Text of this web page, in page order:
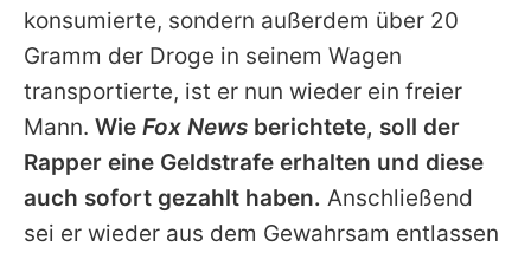
konsumierte, sondern außerdem über 20
Gramm der Droge in seinem Wagen
transportierte, ist er nun wieder ein freier
Mann. Wie Fox News berichtete, soll der
Rapper eine Geldstrafe erhalten und diese
auch sofort gezahlt haben. Anschließend
sei er wieder aus dem Gewahrsam entlassen